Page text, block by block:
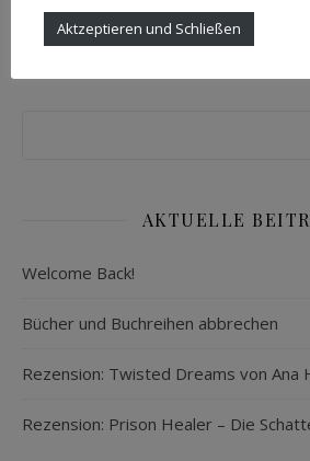
Pixiedustlife
AKTUELLE
Welcome Back!
Bücher und Buchreihen abbrechen
Rezension: Twisted Dreams von Ana
Rezension: Prison Healer – Die
Aktzeptieren und Schließen